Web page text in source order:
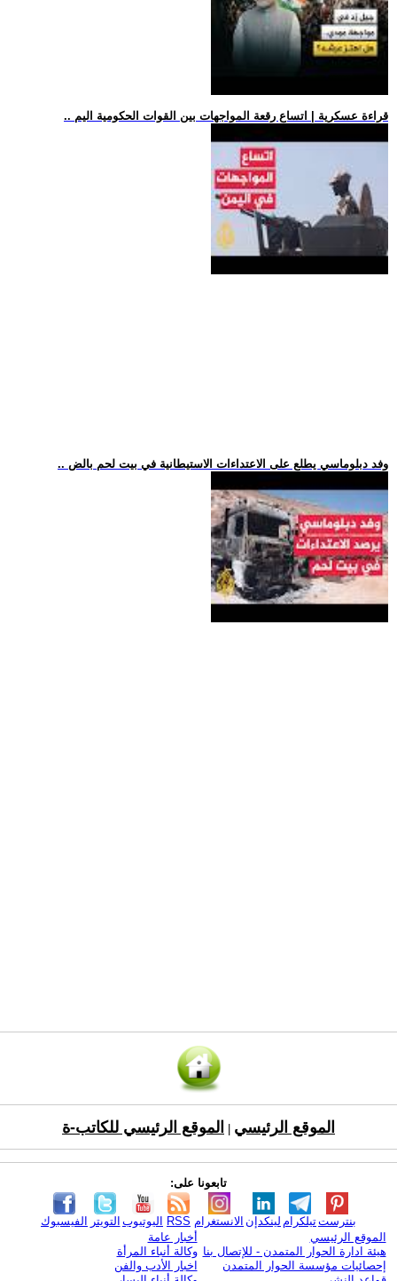
.. قراءة عسكرية | اتساع رقعة المواجهات بين القوات الحكومية اليم
.. وفد دبلوماسي يطلع على الاعتداءات الاستيطانية في بيت لحم بالض
الموقع الرئيسي الموقع الرئيسي للكاتب-ة
تابعونا على:
الفيسبوك التويتر اليوتيوب RSS الانستغرام لينكدإن تيلكرامبنترست
الموقع الرئيسي
هيئة ادارة الحوار المتمدن - للإتصال بنا
إحصائيات مؤسسة الحوار المتمدن
أخبار عامة
وكالة أنباء المرأة
اخبار الأدب والفن